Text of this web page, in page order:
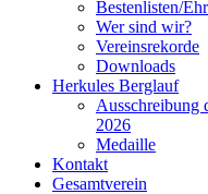
Bestenlisten/
Wer sind wir?
Vereinsrekorde
Downloads
Herkules Berglauf
Ausschreibung
2026
Medaille
Kontakt
Gesamtverein